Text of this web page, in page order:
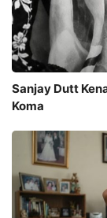
Sanjay Dutt
Koma